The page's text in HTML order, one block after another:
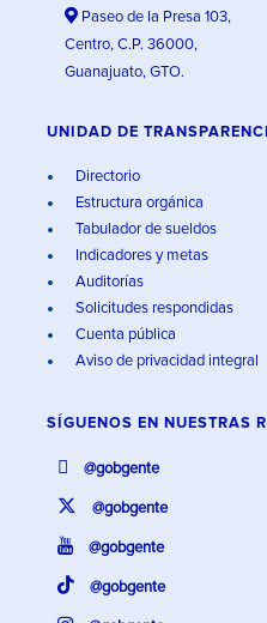
Paseo de la Presa 103,
Centro, C.P. 36000,
Guanajuato, GTO.
UNIDAD DE
Directorio
Estructura orgánica
Tabulador de sueldos
Indicadores y metas
Auditorías
Solicitudes respondidas
Cuenta pública
Aviso de privacidad integral
SÍGUENOS EN NUESTRAS
@gobgente
@gobgente
@gobgente
@gobgente